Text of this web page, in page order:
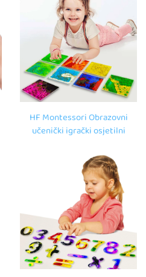
HF Montessori Obrazovni
učenički igrački osjetilni
oblicima Prilagođeni meki
sisavci za djecu 3D mekni PVC